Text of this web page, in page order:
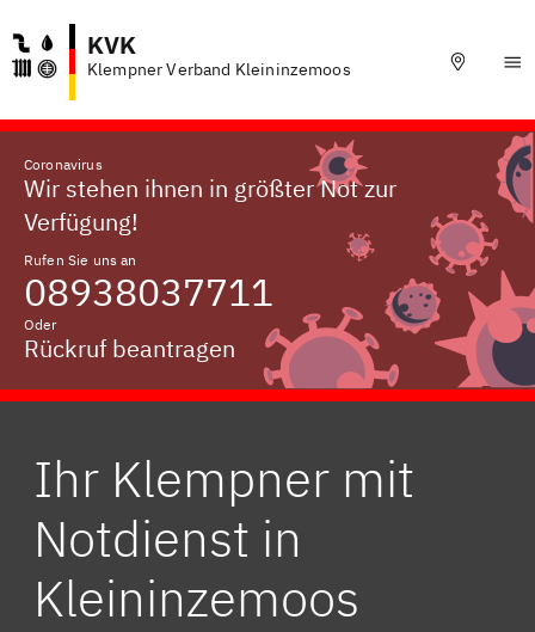
KVK
Klempner Verband Kleininzemoos
Coronavirus
Wir stehen ihnen in größter Not zur
Verfügung!
Rufen Sie uns an
08938037711
Oder
Rückruf beantragen
Ihr Klempner mit
Notdienst in
Kleininzemoos